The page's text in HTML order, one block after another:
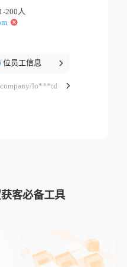
200人
位员工信息
lo***td
客必备工具